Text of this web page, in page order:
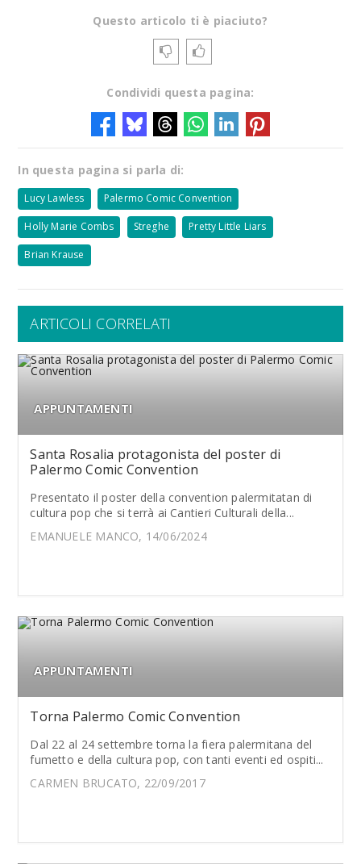
Questo articolo ti è piaciuto?
Condividi questa pagina:
In questa pagina si parla di:
Lucy Lawless Palermo Comic Convention
Holly Marie Combs Streghe Pretty Little Liars
Brian Krause
ARTICOLI CORRELATI
APPUNTAMENTI
Santa Rosalia protagonista del poster di
Palermo Comic Convention
Presentato il poster della convention palermitatan di
cultura pop che si terrà ai Cantieri Culturali della...
EMANUELE MANCO, 14/06/2024
APPUNTAMENTI
Torna Palermo Comic Convention
Dal 22 al 24 settembre torna la fiera palermitana del
fumetto e della cultura pop, con tanti eventi ed ospiti...
CARMEN BRUCATO, 22/09/2017